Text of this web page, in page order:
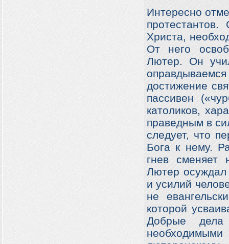
Интересно
Христа,
От него
Лютер. Он
достижение
пассивен
католиков,
праведным в
следует, что
Бога к нему.
гнев сменяет
Лютер осуждал
и усилий
не
которой
Добрые